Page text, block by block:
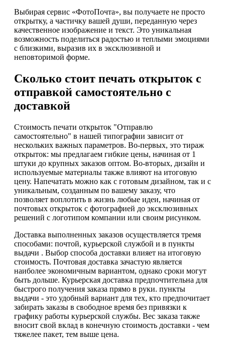
Выбирая сервис «ФотоПочта», вы получаете не просто
открытку, а частичку вашей души, переданную через
качественное изображение и текст. Это уникальная
возможность поделиться радостью и теплыми эмоциями
с близкими, выразив их в эксклюзивной и
неповторимой форме.
Сколько стоит печать открыток с
отправкой самостоятельно с
доставкой
Стоимость печати открыток "Отправлю
самостоятельно" в нашей типографии зависит от
нескольких важных параметров. Во-первых, это тираж
открыток: мы предлагаем гибкие цены, начиная от 1
штуки до крупных заказов оптом. Во-вторых, дизайн и
используемые материалы также влияют на итоговую
цену. Напечатать можно как с готовым дизайном, так и с
уникальным, созданным по вашему заказу, что
позволяет воплотить в жизнь любые идеи, начиная от
почтовых открыток с фотографией до эксклюзивных
решений с логотипом компании или своим рисунком.
Доставка выполненных заказов осуществляется тремя
способами: почтой, курьерской службой и в пункты
выдачи . Выбор способа доставки влияет на итоговую
стоимость. Почтовая доставка зачастую является
наиболее экономичным вариантом, однако сроки могут
быть дольше. Курьерская доставка предпочтительна для
быстрого получения заказа прямо в руки. пункты
выдачи - это удобный вариант для тех, кто предпочитает
забирать заказы в свободное время без привязки к
графику работы курьерской службы. Вес заказа также
вносит свой вклад в конечную стоимость доставки - чем
тяжелее пакет, тем выше цена.